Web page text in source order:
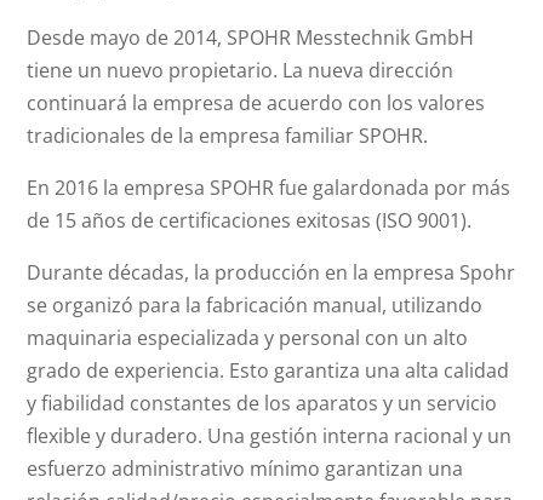
Desde mayo de 2014, SPOHR Messtechnik GmbH
tiene un nuevo propietario. La nueva dirección
continuará la empresa de acuerdo con los valores
tradicionales de la empresa familiar SPOHR.
En 2016 la empresa SPOHR fue galardonada por más
de 15 años de certificaciones exitosas (ISO 9001).
Durante décadas, la producción en la empresa Spohr
se organizó para la fabricación manual, utilizando
maquinaria especializada y personal con un alto
grado de experiencia. Esto garantiza una alta calidad
y fiabilidad constantes de los aparatos y un servicio
flexible y duradero. Una gestión interna racional y un
esfuerzo administrativo mínimo garantizan una